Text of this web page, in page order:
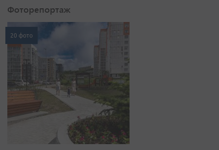
Фоторепортаж
20 фото